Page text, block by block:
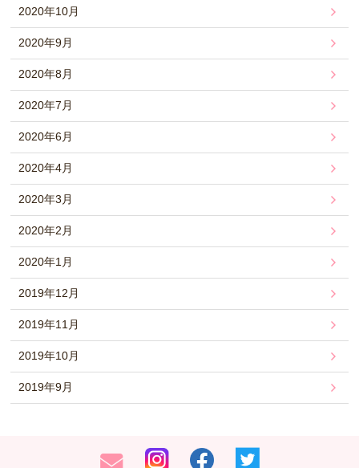
2020年10月
2020年9月
2020年8月
2020年7月
2020年6月
2020年4月
2020年3月
2020年2月
2020年1月
2019年12月
2019年11月
2019年10月
2019年9月